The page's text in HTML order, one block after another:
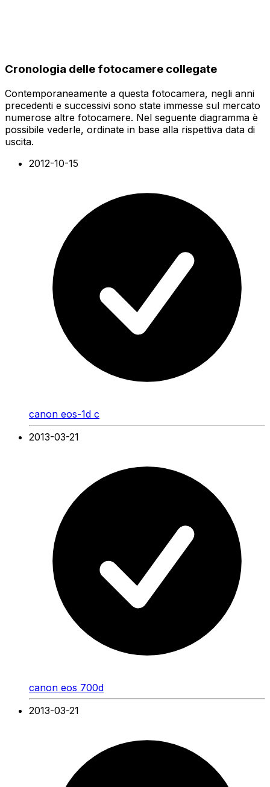
Cronologia delle fotocamere collegate
Contemporaneamente a questa fotocamera, negli anni
precedenti e successivi sono state immesse sul mercato
numerose altre fotocamere. Nel seguente diagramma è
possibile vederle, ordinate in base alla rispettiva data di
uscita.
2012-10-15
canon eos-1d c
2013-03-21
canon eos 700d
2013-03-21